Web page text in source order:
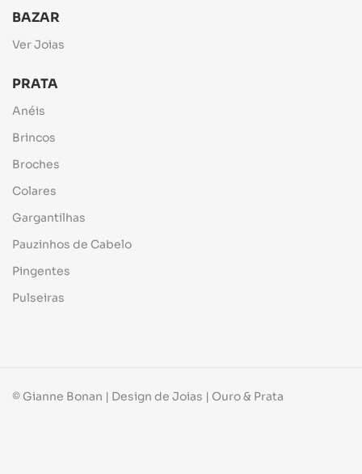
BAZAR
Ver Joias
PRATA
Anéis
Brincos
Broches
Colares
Gargantilhas
Pauzinhos de Cabelo
Pingentes
Pulseiras
© Gianne Bonan | Design de Joias | Ouro & Prata